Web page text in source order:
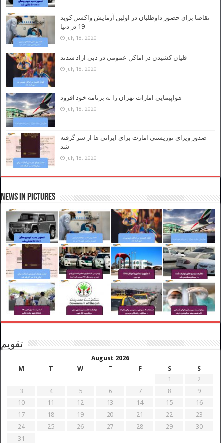
تقاضا برای حضور داوطلبان در اولین آزمایش واکسن کوید
19 در دنیا
July 18, 2020
قلیان کشیدن در اماکن عمومی در دبی ازاد شدند
July 18, 2020
هواپیمایی امارات تهران را به برنامه خود افزود
July 18, 2020
صدور ویزای توریستی امارت برای ایرانی ها از سر گرفته
شد
July 18, 2020
News in Pictures
تقویم
August 2026
M
T W T F S
S
1
2
3
4 5 6 7 8
9
10
11 12 13 14 15
16
17
18 19 20 21 22
23
24
25 26 27 28 29
30
31